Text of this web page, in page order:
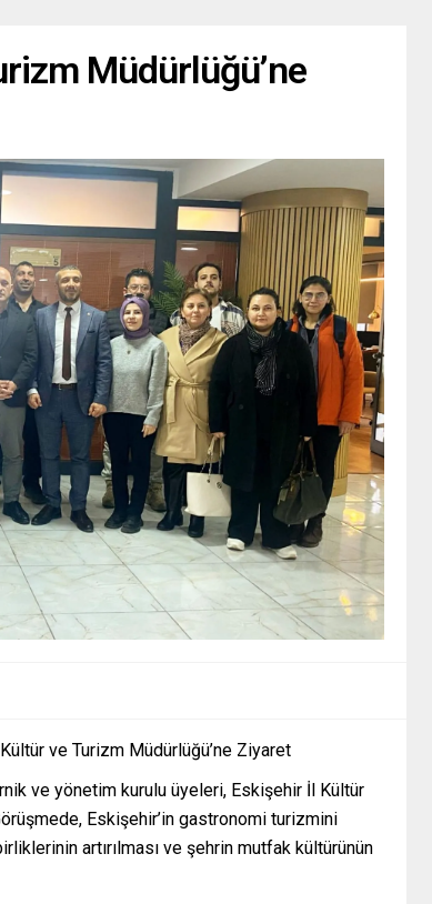
Müdürlüğü’ne
ve Turizm Müdürlüğü’ne Ziyaret
ve yönetim kurulu üyeleri, Eskişehir İl Kültür
Eskişehir’in gastronomi turizmini
artırılması ve şehrin mutfak kültürünün